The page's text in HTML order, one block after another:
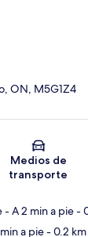
Sección
ON, M5G1Z4
Medios de
transporte
- A 2 min a pie-
a pie- 0.2 km